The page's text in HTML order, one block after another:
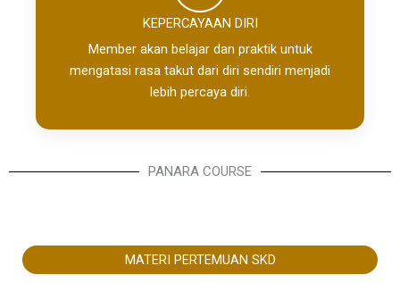
KEPERCAYAAN DIRI
Member akan belajar dan praktik untuk
mengatasi rasa takut dari diri sendiri menjadi
lebih percaya diri.
PANARA COURSE
MATERI PERTEMUAN SKD